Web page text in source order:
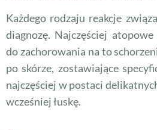
Każdego rodzaju reakcje
diagnozę. Najczęściej
do zachorowania na to
po skórze, zostawiające
najczęściej w postaci
wcześniej łuskę.